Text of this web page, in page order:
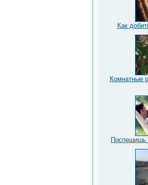
Как
Комнатные